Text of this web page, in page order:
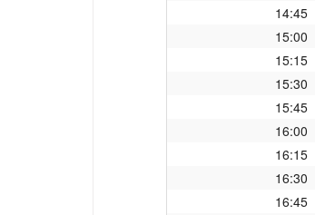
14:45
15:00
15:15
15:30
15:45
16:00
16:15
16:30
16:45